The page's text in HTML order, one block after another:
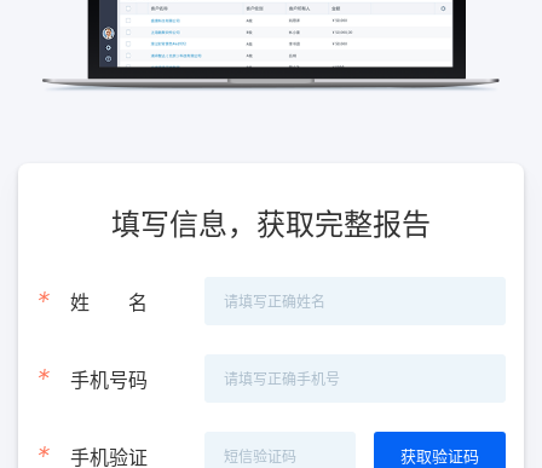
填写信息，获取完整报告
* 姓 名
* 手机号码
* 手机验证